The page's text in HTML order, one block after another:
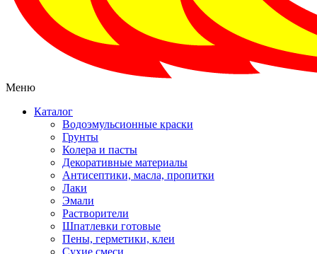
Меню
Каталог
Водоэмульсионные краски
Грунты
Колера и пасты
Декоративные материалы
Антисептики, масла, пропитки
Лаки
Эмали
Растворители
Шпатлевки готовые
Пены, герметики, клеи
Сухие смеси